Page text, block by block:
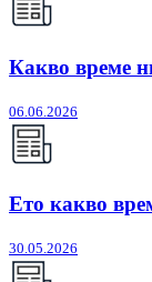
Какво време
06.06.2026
Ето какво
30.05.2026